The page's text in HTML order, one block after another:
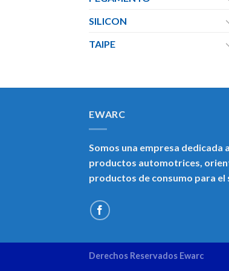
SILICON
TAIPE
EWARC
Somos una empresa
productos automotrices,
productos de consumo para
Derechos Reservados Ewarc